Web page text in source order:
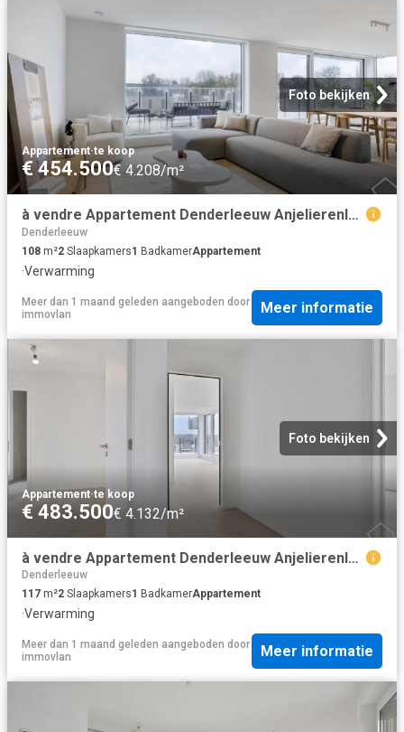
Foto bekijken
Appartement·te koop
€ 454.500€ 4.208/m²
à vendre Appartement Denderleeuw Anjelierenlaan
Denderleeuw
108 m²2 Slaapkamers1 BadkamerAppartement
·Verwarming
Meer dan 1 maand geleden aangeboden door
immovlan
Meer informatie
Foto bekijken
Appartement·te koop
€ 483.500€ 4.132/m²
à vendre Appartement Denderleeuw Anjelierenlaan
Denderleeuw
117 m²2 Slaapkamers1 BadkamerAppartement
·Verwarming
Meer dan 1 maand geleden aangeboden door
immovlan
Meer informatie